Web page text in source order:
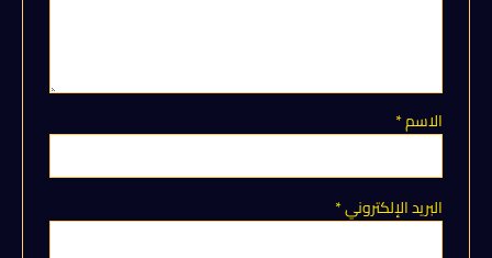
الاسم*
البريد الإلكتروني*